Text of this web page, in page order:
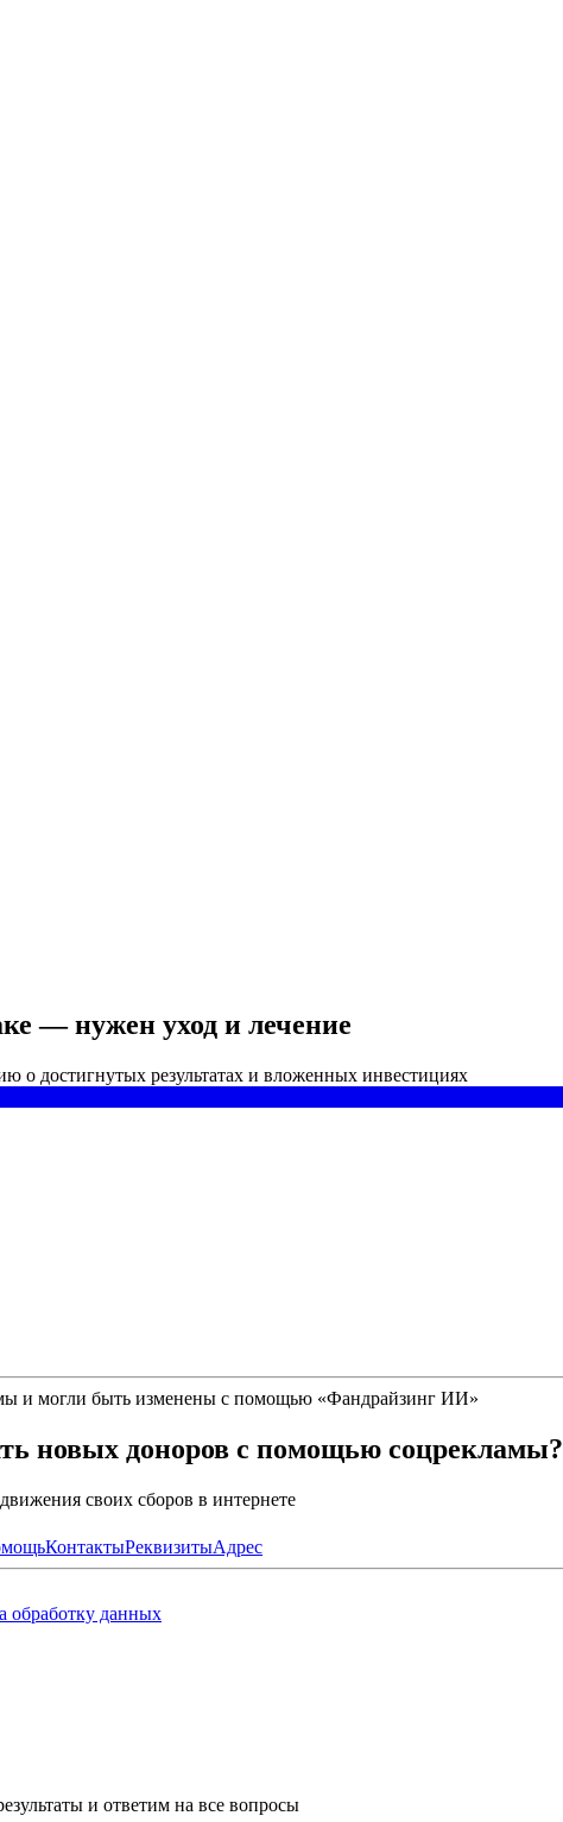
— нужен уход и лечение
о достигнутых результатах и вложенных инвестициях
и могли быть изменены с помощью «Фандрайзинг ИИ»
новых доноров с помощью соцрекламы?
своих сборов в интернете
КонтактыРеквизитыАдрес
обработку данных
и ответим на все вопросы